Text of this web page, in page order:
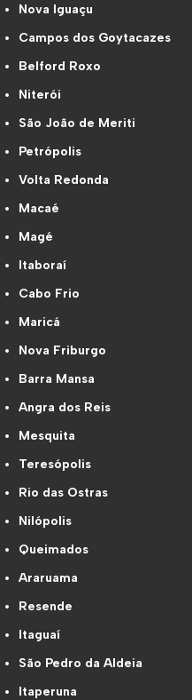
Nova Iguaçu
Campos dos Goytacazes
Belford Roxo
Niterói
São João de Meriti
Petrópolis
Volta Redonda
Macaé
Magé
Itaboraí
Cabo Frio
Maricá
Nova Friburgo
Barra Mansa
Angra dos Reis
Mesquita
Teresópolis
Rio das Ostras
Nilópolis
Queimados
Araruama
Resende
Itaguaí
São Pedro da Aldeia
Itaperuna